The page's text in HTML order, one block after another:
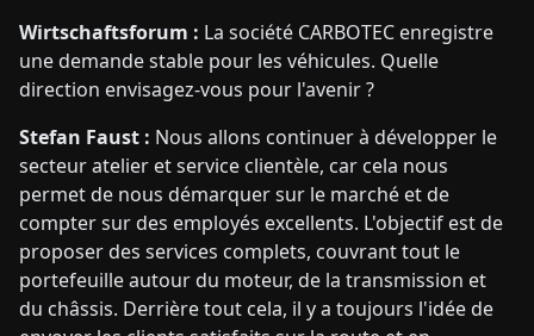
Wirtschaftsforum : La société CARBOTEC enregistre
une demande stable pour les véhicules. Quelle
direction envisagez-vous pour l'avenir ?
Stefan Faust : Nous allons continuer à développer le
secteur atelier et service clientèle, car cela nous
permet de nous démarquer sur le marché et de
compter sur des employés excellents. L'objectif est de
proposer des services complets, couvrant tout le
portefeuille autour du moteur, de la transmission et
du châssis. Derrière tout cela, il y a toujours l'idée de